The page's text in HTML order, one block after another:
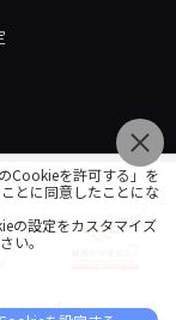
Cookieを許可する」を
とに同意したことにな
の設定をカスタマイズ
い。